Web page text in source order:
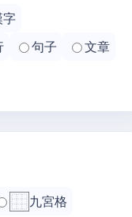
字
句子
文章
九宮格